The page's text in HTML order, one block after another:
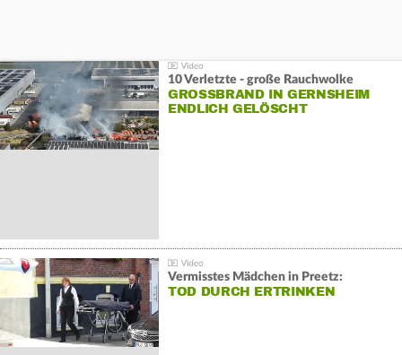
10 Verletzte - große Rauchwolke
GROSSBRAND IN GERNSHEIM E
NDLICH GELÖSCHT
Vermisstes Mädchen in Preetz:
TOD DURCH ERTRINKEN